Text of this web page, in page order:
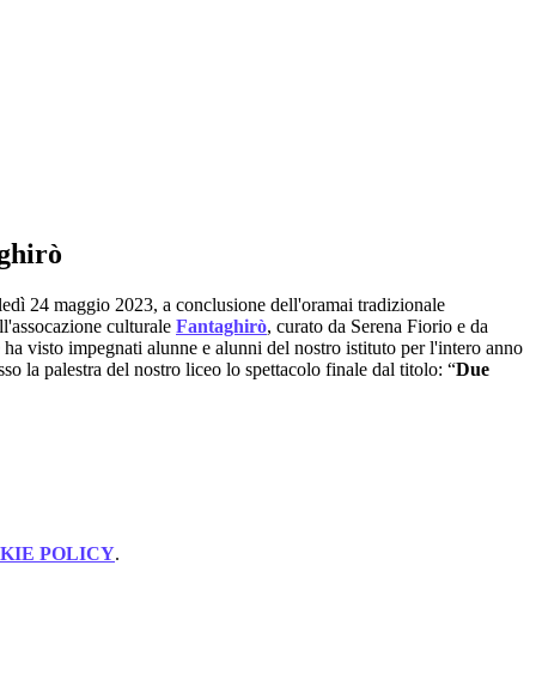
24 maggio 2023, a conclusione dell'oramai tradizionale
culturale Fantaghirò, curato da Serena Fiorio e da
visto impegnati alunne e alunni del nostro istituto per l'intero anno
la palestra del nostro liceo lo spettacolo finale dal titolo: “Due
POLICY.